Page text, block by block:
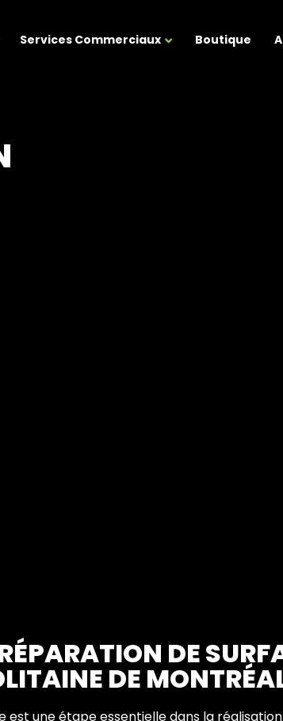
Services Commerciaux Boutique
DE
DE
est une étape essentielle dans la